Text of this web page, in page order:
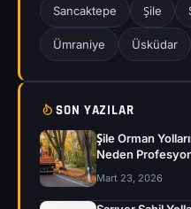
Sancaktepe Şile
Ümraniye Üsküdar
SON YAZILAR
Şile Orman
Neden
Mart 23, 2026